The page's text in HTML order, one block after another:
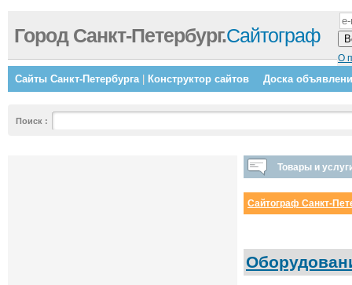
О
Город Санкт-Петербург.Сайтограф
Сайты Санкт-Петербурга| Конструктор сайтов Доска
Поиск :
Товары и
Сайтограф Санкт-